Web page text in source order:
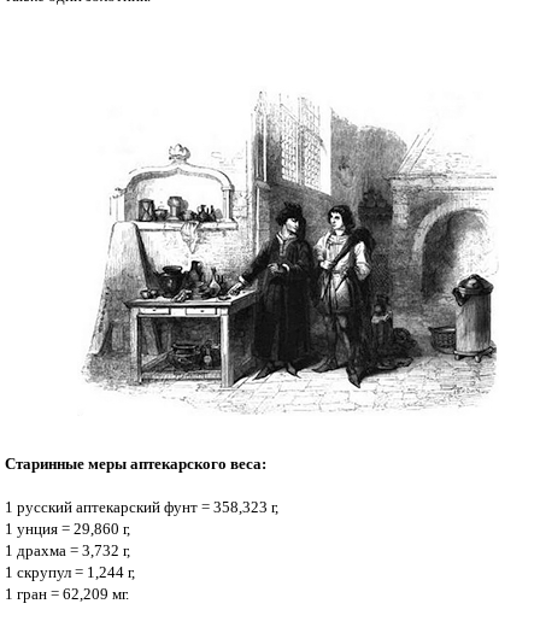
Старинные меры аптекарского веса:
1 русский аптекарский фунт = 358,323 г,
1 унция = 29,860 г,
1 драхма = 3,732 г,
1 скрупул = 1,244 г,
1 гран = 62,209 мг.